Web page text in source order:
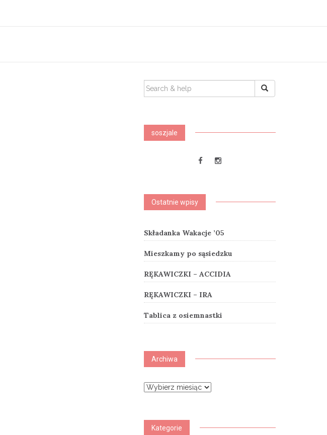
SEARCH
FOR:
soszjale
Ostatnie wpisy
Składanka Wakacje ’05
Mieszkamy po sąsiedzku
RĘKAWICZKI – ACCIDIA
RĘKAWICZKI – IRA
Tablica z osiemnastki
Archiwa
Archiwa
Kategorie